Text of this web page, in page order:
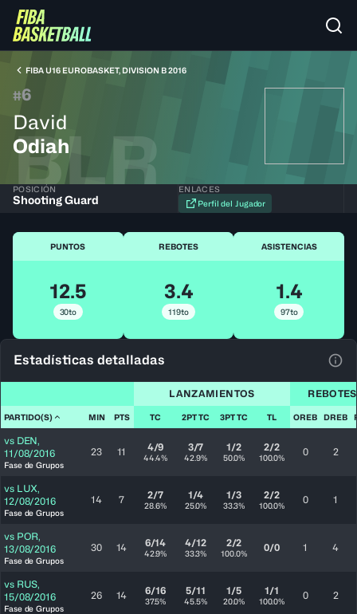
FIBA U16 EUROBASKET, DIVISION B 2016
#6
David
Odiah
BLR
POSICIÓN
Shooting Guard
ENLACES
Perfil del Jugador
PUNTOS
12.5
30to
REBOTES
3.4
119to
ASISTENCIAS
1.4
97to
Estadísticas detalladas
LANZAMIENTOS REBOTES
PARTIDO(S) MIN PTS TC 2PT TC 3PT TC TL OREB DREB
vs DEN,
11/08/2016
Fase de Grupos
23 11 4/9
44.4%
3/7
42.9%
1/2
50.0%
2/2
100.0% 0 2
vs LUX,
12/08/2016
Fase de Grupos
14 7 2/7
28.6%
1/4
25.0%
1/3
33.3%
2/2
100.0% 0 1
vs POR,
13/08/2016
Fase de Grupos
30 14 6/14
42.9%
4/12
33.3%
2/2
100.0% 0/0 1 4
vs RUS,
15/08/2016
Fase de Grupos
26 14 6/16
37.5%
5/11
45.5%
1/5
20.0%
1/1
100.0% 0 2